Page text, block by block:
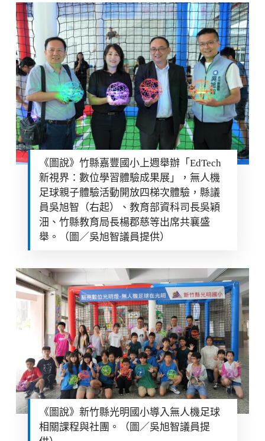
《圖說》竹縣嘉豐國小上週舉辦「EdTech
新視界：數位學習體驗成果展」，無人機
足球親子體驗活動開放四梯次體驗，縣議
員吳旭智（右起）、教育部資科司長吳穎
沺、竹縣教育局長楊郡慈等出席共襄盛
舉。（圖／吳旭智議員提供）
《圖說》新竹縣光明國小導入無人機足球
相關課程與社團。（圖／吳旭智議員提